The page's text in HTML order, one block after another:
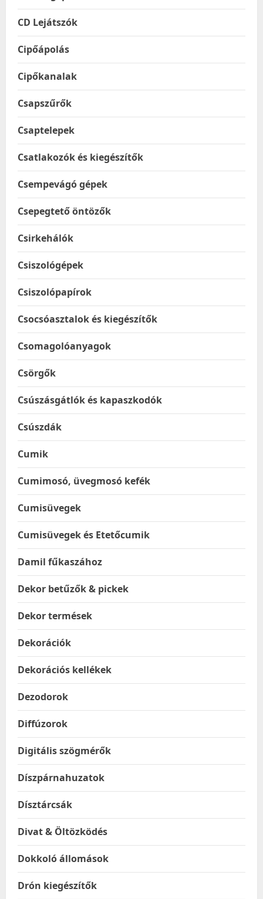
CD Lejátszók
Cipőápolás
Cipőkanalak
Csapszűrők
Csaptelepek
Csatlakozók és kiegészítők
Csempevágó gépek
Csepegtető öntözők
Csirkehálók
Csiszológépek
Csiszolópapírok
Csocsóasztalok és kiegészítők
Csomagolóanyagok
Csörgők
Csúszásgátlók és kapaszkodók
Csúszdák
Cumik
Cumimosó, üvegmosó kefék
Cumisüvegek
Cumisüvegek és Etetőcumik
Damil fűkaszához
Dekor betűzők & pickek
Dekor termések
Dekorációk
Dekorációs kellékek
Dezodorok
Diffúzorok
Digitális szögmérők
Díszpárnahuzatok
Dísztárcsák
Divat & Öltözködés
Dokkoló állomások
Drón kiegészítők